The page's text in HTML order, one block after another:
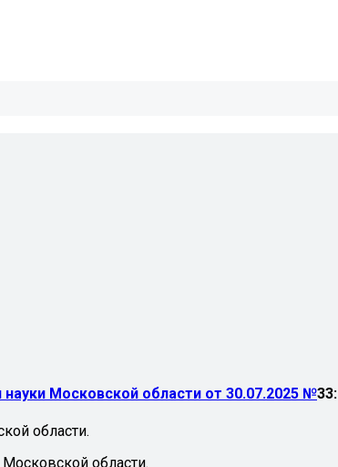
Московской области от 30.07.2025 №33:
области.
области.